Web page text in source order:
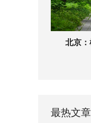
北京
最热文章